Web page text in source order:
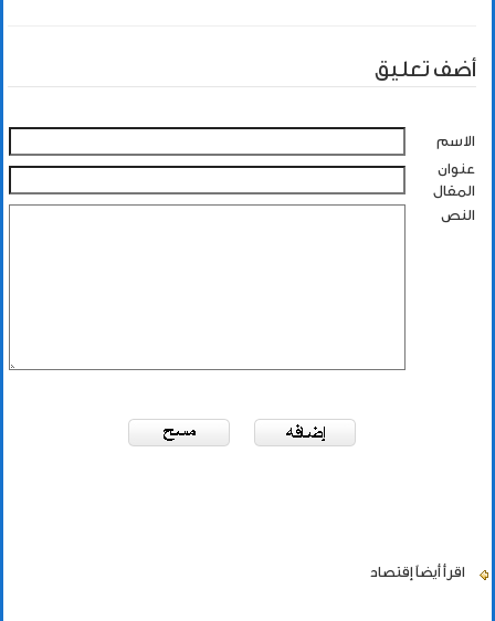
أضف تعليق
الاسم
عنوان
المقال
النص
اقرأ أيضاً إقتصاد